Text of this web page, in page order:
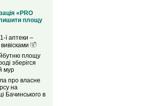
«PRO
площу
ї аптеки –
площу
зберігся
мур
про власне
на
Бачинського в